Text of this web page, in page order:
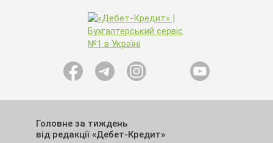
Головне за тиждень
від редакції «Дебет-Кредит»